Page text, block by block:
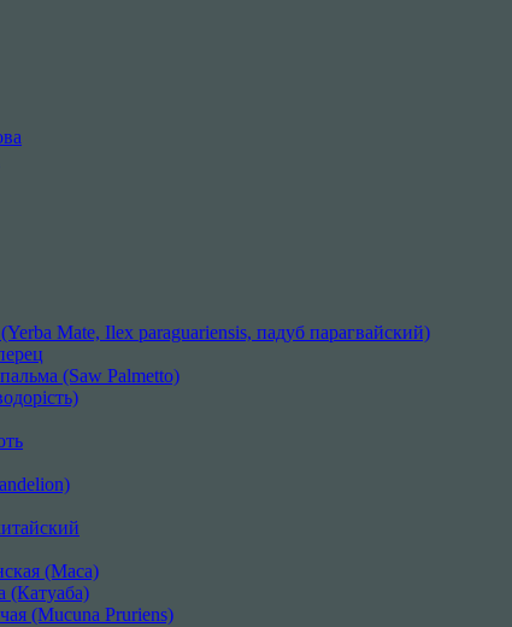
Mate, Ilex paraguariensis, падуб парагвайский)
(Saw Palmetto)
(Maca)
(Катуаба)
(Mucuna Pruriens)